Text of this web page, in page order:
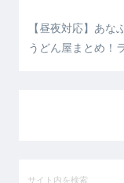
【昼夜対応】あな
うどん屋まとめ！